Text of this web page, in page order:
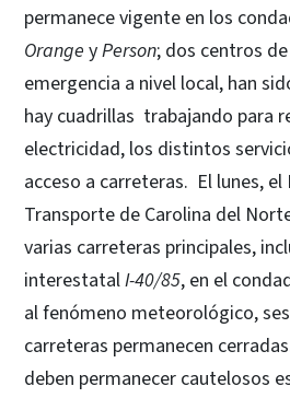
permanece vigente en los
Orange yPerson; dos centros
emergencia a nivel local, han
hay cuadrillas trabajando para
electricidad, los distintos
acceso a carreteras. El lunes,
Transporte de Carolina del
varias carreteras principales,
interestatalI-40/85, en el
al fenómeno meteorológico,
carreteras permanecen
deben permanecer cautelosos